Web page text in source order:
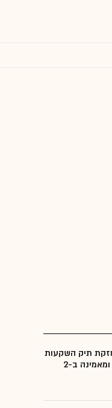
מתחזקת תיק השקעות
וקריירה פיננסית, ומאמינה ב-2